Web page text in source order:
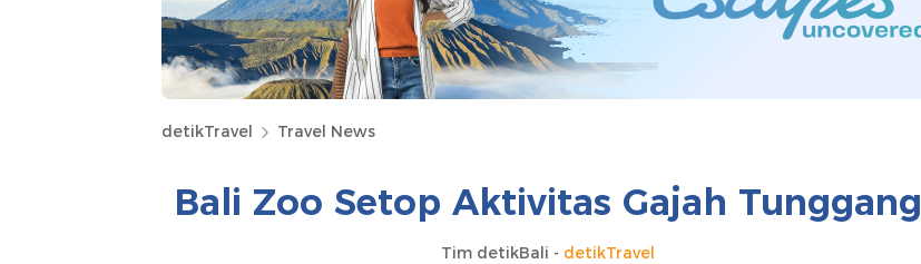
detikTravel Travel News
Bali Zoo Setop Aktivitas Gajah Tunggang
Tim detikBali - detikTravel